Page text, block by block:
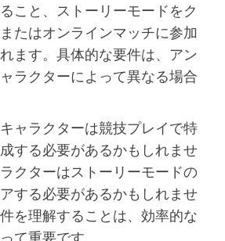
こと、ストーリーモードをク
たはオンラインマッチに参加
ます。具体的な要件は、アン
ラクターによって異なる場合
ャラクターは競技プレイで特
する必要があるかもしれませ
クターはストーリーモードの
する必要があるかもしれませ
を理解することは、効率的な